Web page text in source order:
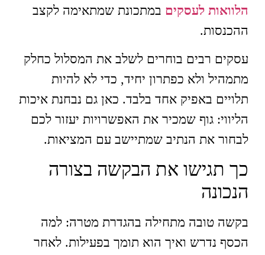
הלוואות לעסקים במתכונת שמתאימה לקצב
ההכנסות.
עסקים רבים בוחרים לשלב את המסלול כחלק
מתמהיל ולא כפתרון יחיד, כדי לא להיות
תלויים באפיק אחד בלבד. כאן גם נבחנת איכות
הליווי: גוף שמכיר את האפשרויות יעזור לכם
לבחור את הנתיב שמתיישב עם המציאות.
כך תגישו את הבקשה בצורה
הנכונה
בקשה טובה מתחילה בהגדרת מטרה: למה
הכסף נדרש ואיך הוא תומך בפעילות. לאחר